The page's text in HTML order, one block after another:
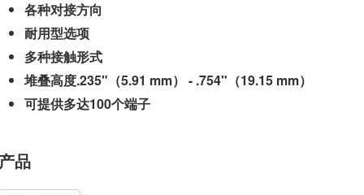
各种对接方向
耐用型选项
多种接触形式
堆叠高度.235"（5.91 mm） - .754"（19.15 mm）
可提供多达100个端子
品